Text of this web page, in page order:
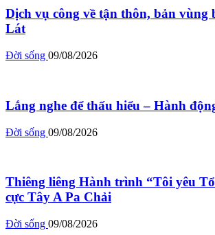
Dịch vụ công về tận thôn, bản vùng
Lát
Đời sống 09/08/2026
Lắng nghe để thấu hiểu – Hành
Đời sống 09/08/2026
Thiêng liêng Hành trình “Tôi yêu
cực Tây A Pa Chải
Đời sống 09/08/2026